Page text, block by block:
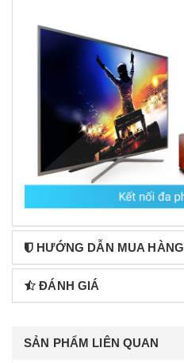
HƯỚNG DẪN MUA HÀNG
ĐÁNH GIÁ
SẢN PHẨM LIÊN QUAN